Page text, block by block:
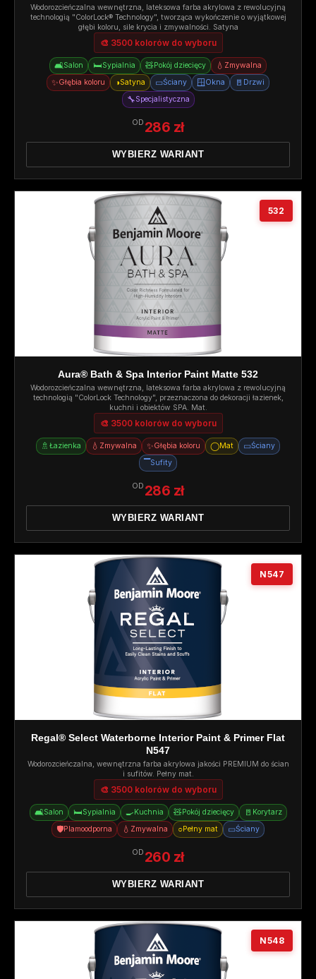
Wodorozcieńczalna wewnętrzna, lateksowa farba akrylowa z rewolucyjną
technologią "ColorLock® Technology", tworząca wykończenie o wyjątkowej
głębi koloru, sile krycia i zmywalności. Satyna
🎨 3500 kolorów do wyboru
🛋️Salon 🛏️Sypialnia 🧸Pokój dziecięcy 💧 Zmywalna
✨Głębia koloru ◑Satyna ▭Ściany 🪟 Okna 🚪 Drzwi
🔧Specjalistyczna
OD 286 zł
WYBIERZ WARIANT
532
Aura® Bath & Spa Interior Paint Matte 532
Wodorozcieńczalna wewnętrzna, lateksowa farba akrylowa z rewolucyjną
technologią "ColorLock Technology", przeznaczona do dekoracji łazienek,
kuchni i obiektów SPA. Mat.
🎨 3500 kolorów do wyboru
🚿 Łazienka 💧 Zmywalna ✨Głębia koloru ◯Mat ▭Ściany
▔Sufity
OD 286 zł
WYBIERZ WARIANT
N547
Regal® Select Waterborne Interior Paint & Primer Flat
N547
Wodorozcieńczalna, wewnętrzna farba akrylowa jakości PREMIUM do ścian
i sufitów. Pełny mat.
🎨 3500 kolorów do wyboru
🛋️Salon 🛏️Sypialnia 🍳Kuchnia 🧸Pokój dziecięcy 🚪 Korytarz
🛡️Plamoodporna 💧 Zmywalna ○Pełny mat ▭Ściany
OD 260 zł
WYBIERZ WARIANT
N548